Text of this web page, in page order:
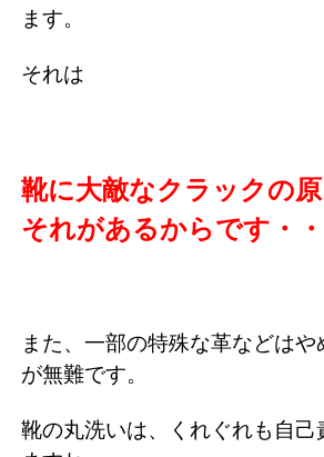
ます。
それは
靴に大敵なクラックの
それがあるからです・・
また、一部の特殊な革などはや
が無難です。
靴の丸洗いは、くれぐれも自己